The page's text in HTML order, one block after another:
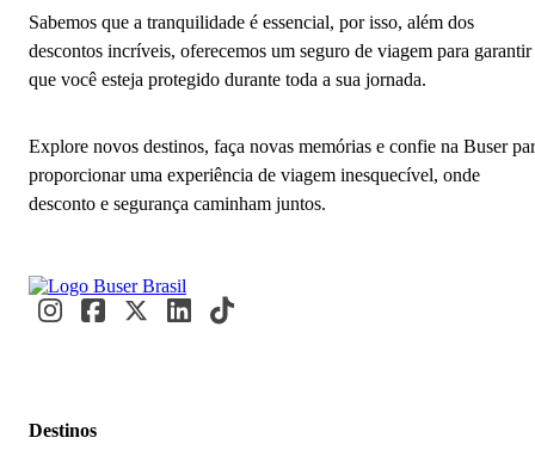
Sabemos que a tranquilidade é essencial, por isso, além dos
descontos incríveis, oferecemos um seguro de viagem para garantir
que você esteja protegido durante toda a sua jornada.
Explore novos destinos, faça novas memórias e confie na Buser
proporcionar uma experiência de viagem inesquecível, onde
desconto e segurança caminham juntos.
Destinos